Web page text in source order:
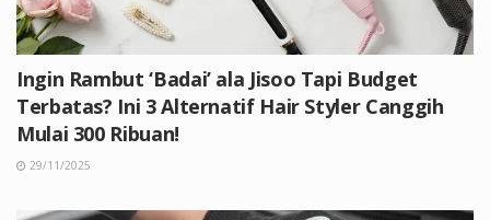
Ingin Rambut ‘Badai’ ala Jisoo Tapi Budget
Terbatas? Ini 3 Alternatif Hair Styler Canggih
Mulai 300 Ribuan!
29/11/2025